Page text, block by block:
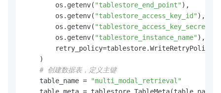
        os.getenv(
"tablestore_end_point" ),
        os.getenv(
"tablestore_access_key_id" ),
        os.getenv(
"tablestore_access_key_secret"
        os.getenv(
"tablestore_instance_name" ),
    )
# 创建数据表，定义主键
    table_name =
"multi_modal_retrieval"